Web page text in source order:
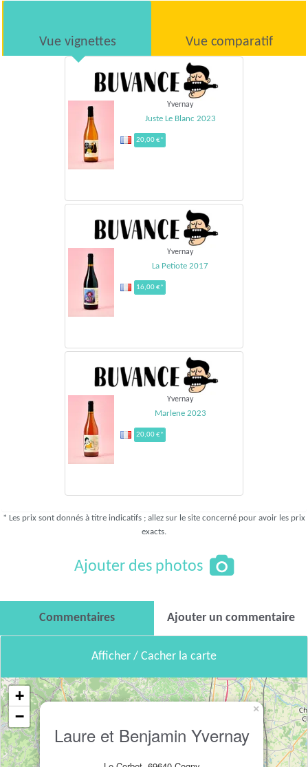
Vue vignettes Vue comparatif
Yvernay
Juste Le Blanc 2023
20,00 €*
Yvernay
La Petiote 2017
16,00 €*
Yvernay
Marlene 2023
20,00 €*
* Les prix sont donnés à titre indicatifs ; allez sur le site concerné pour avoir les prix
exacts.
Ajouter des photos
Commentaires Ajouter un commentaire
Afficher / Cacher la carte
Laure et Benjamin Yvernay
×
+
−